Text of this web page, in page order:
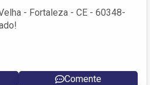
- Fortaleza - CE - 60348-
Comente